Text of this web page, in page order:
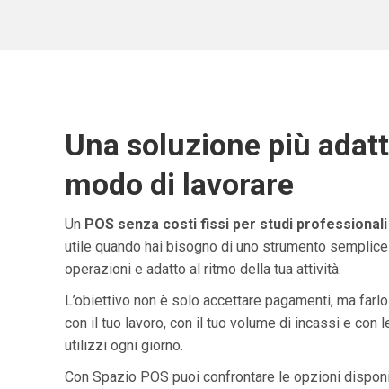
Una soluzione più
modo di lavorare
Un POS senza costi fissi per studi
utile quando hai bisogno di uno strumento
operazioni e adatto al ritmo della tua attività.
L’obiettivo non è solo accettare pagamenti, ma
con il tuo lavoro, con il tuo volume di incassi e con
utilizzi ogni giorno.
Con Spazio POS puoi confrontare le opzioni